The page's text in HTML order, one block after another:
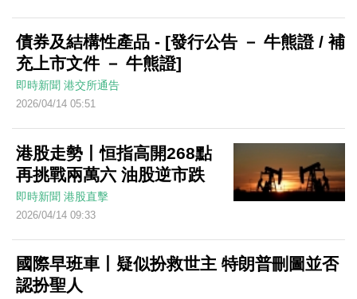
債券及結構性產品 - [發行公告 － 牛熊證 / 補
充上市文件 － 牛熊證]
即時新聞 港交所通告
2026/04/14 05:51
港股走勢丨恒指高開268點
再挑戰兩萬六 油股逆市跌
即時新聞 港股直擊
2026/04/14 09:33
國際早班車丨疑似扮救世主 特朗普刪圖並否
認扮聖人